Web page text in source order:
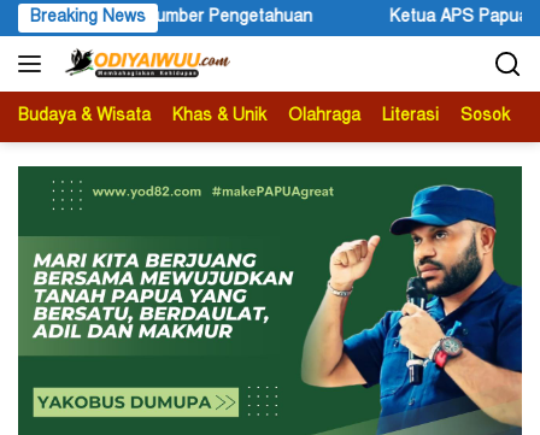
Langsung
ke
konten
Breaking News
Pengetahuan Ketua APS Papua Pegunungan Sonni
Budaya & Wisata Khas & Unik Olahraga Literasi Sosok